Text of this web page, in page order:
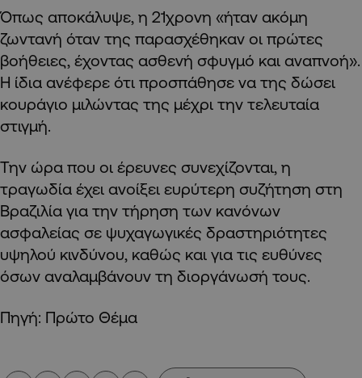
Όπως αποκάλυψε, η 21χρονη «ήταν ακόμη
ζωντανή όταν της παρασχέθηκαν οι πρώτες
βοήθειες, έχοντας ασθενή σφυγμό και αναπνοή».
Η ίδια ανέφερε ότι προσπάθησε να της δώσει
κουράγιο μιλώντας της μέχρι την τελευταία
στιγμή.
Την ώρα που οι έρευνες συνεχίζονται, η
τραγωδία έχει ανοίξει ευρύτερη συζήτηση στη
Βραζιλία για την τήρηση των κανόνων
ασφαλείας σε ψυχαγωγικές δραστηριότητες
υψηλού κινδύνου, καθώς και για τις ευθύνες
όσων αναλαμβάνουν τη διοργάνωσή τους.
Πηγή: Πρώτο Θέμα